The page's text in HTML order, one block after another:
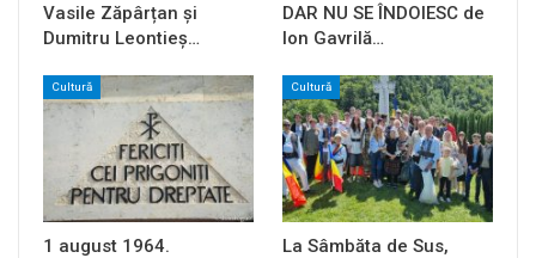
Vasile Zăpârțan și
Dumitru Leontieș…
DAR NU SE ÎNDOIESC de
Ion Gavrilă…
Cultură
1 august 1964.
Cultură
La Sâmbăta de Sus,